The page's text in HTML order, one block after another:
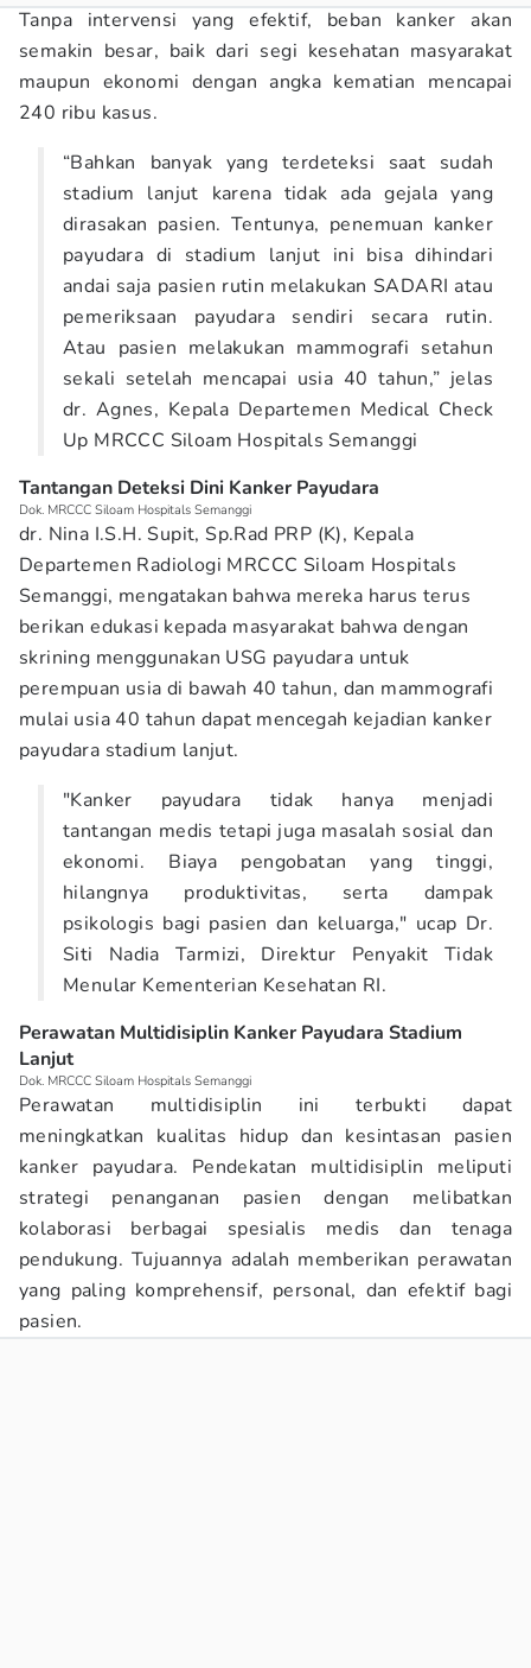
Tanpa intervensi yang efektif, beban kanker akan
semakin besar, baik dari segi kesehatan masyarakat
maupun ekonomi dengan angka kematian mencapai
240 ribu kasus.
“Bahkan banyak yang terdeteksi saat sudah
stadium lanjut karena tidak ada gejala yang
dirasakan pasien. Tentunya, penemuan kanker
payudara di stadium lanjut ini bisa dihindari
andai saja pasien rutin melakukan SADARI atau
pemeriksaan payudara sendiri secara rutin.
Atau pasien melakukan mammografi setahun
sekali setelah mencapai usia 40 tahun,” jelas
dr. Agnes, Kepala Departemen Medical Check
Up MRCCC Siloam Hospitals Semanggi
Tantangan Deteksi Dini Kanker Payudara
Dok. MRCCC Siloam Hospitals Semanggi
dr. Nina I.S.H. Supit, Sp.Rad PRP (K), Kepala
Departemen Radiologi MRCCC Siloam Hospitals
Semanggi, mengatakan bahwa mereka harus terus
berikan edukasi kepada masyarakat bahwa dengan
skrining menggunakan USG payudara untuk
perempuan usia di bawah 40 tahun, dan mammografi
mulai usia 40 tahun dapat mencegah kejadian kanker
payudara stadium lanjut.
"Kanker payudara tidak hanya menjadi
tantangan medis tetapi juga masalah sosial dan
ekonomi. Biaya pengobatan yang tinggi,
hilangnya produktivitas, serta dampak
psikologis bagi pasien dan keluarga," ucap Dr.
Siti Nadia Tarmizi, Direktur Penyakit Tidak
Menular Kementerian Kesehatan RI.
Perawatan Multidisiplin Kanker Payudara Stadium
Lanjut
Dok. MRCCC Siloam Hospitals Semanggi
Perawatan multidisiplin ini terbukti dapat
meningkatkan kualitas hidup dan kesintasan pasien
kanker payudara. Pendekatan multidisiplin meliputi
strategi penanganan pasien dengan melibatkan
kolaborasi berbagai spesialis medis dan tenaga
pendukung. Tujuannya adalah memberikan perawatan
yang paling komprehensif, personal, dan efektif bagi
pasien.